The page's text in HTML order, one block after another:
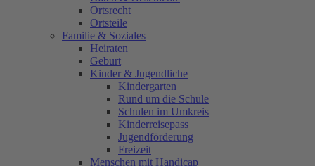
Ortsrecht
Ortsteile
Familie & Soziales
Heiraten
Geburt
Kinder & Jugendliche
Kindergarten
Rund um die Schule
Schulen im Umkreis
Kinderreisepass
Jugendförderung
Freizeit
Menschen mit Handicap